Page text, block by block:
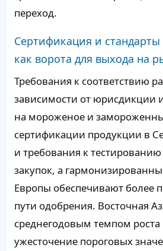
переход.
Сертификация и стандарты
как ворота для выхода на
Требования к соответствию
зависимости от юрисдикции
на мороженое и
сертификации продукции в
и требования к
закупок, а
Европы обеспечивают более
пути одобрения. Восточная
среднегодовым темпом роста
ужесточение пороговых